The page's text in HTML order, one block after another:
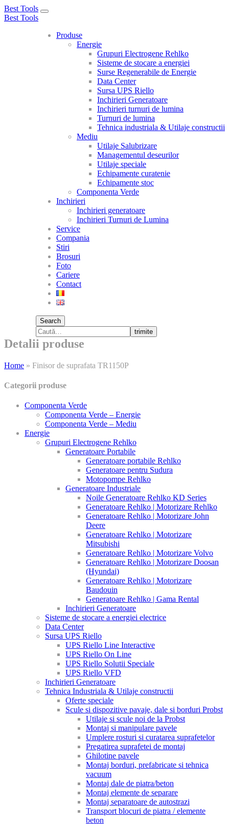
Best Tools
Toggle
Best Tools
Produse
Energie
Grupuri Electrogene Rehlko
Sisteme de stocare a energiei
Surse Regenerabile de Energie
Data Center
Sursa UPS Riello
Inchirieri Generatoare
Inchirieri turnuri de lumina
Turnuri de lumina
Tehnica industriala & Utilaje constructii
Mediu
Utilaje Salubrizare
Managementul deseurilor
Utilaje speciale
Echipamente curatenie
Echipamente stoc
Componenta Verde
Inchirieri
Inchirieri generatoare
Inchirieri Turnuri de Lumina
Service
Compania
Stiri
Brosuri
Foto
Cariere
Contact
Search
trimite
Detalii produse
Home » Finisor de suprafata TR1150P
Categorii produse
Componenta Verde
Componenta Verde – Energie
Componenta Verde – Mediu
Energie
Grupuri Electrogene Rehlko
Generatoare Portabile
Generatoare portabile Rehlko
Generatoare pentru Sudura
Motopompe Rehlko
Generatoare Industriale
Noile Generatoare Rehlko KD Series
Generatoare Rehlko | Motorizare Rehlko
Generatoare Rehlko | Motorizare John
Deere
Generatoare Rehlko | Motorizare
Mitsubishi
Generatoare Rehlko | Motorizare Volvo
Generatoare Rehlko | Motorizare Doosan
(Hyundai)
Generatoare Rehlko | Motorizare
Baudouin
Generatoare Rehlko | Gama Rental
Inchirieri Generatoare
Sisteme de stocare a energiei electrice
Data Center
Sursa UPS Riello
UPS Riello Line Interactive
UPS Riello On Line
UPS Riello Solutii Speciale
UPS Riello VFD
Inchirieri Generatoare
Tehnica Industriala & Utilaje constructii
Oferte speciale
Scule si dispozitive pavaje, dale si borduri Probst
Utilaje si scule noi de la Probst
Montaj si manipulare pavele
Umplere rosturi si curatarea suprafetelor
Pregatirea suprafetei de montaj
Ghilotine pavele
Montaj borduri, prefabricate si tehnica
vacuum
Montaj dale de piatra/beton
Montaj elemente de separare
Montaj separatoare de autostrazi
Transport blocuri de piatra / elemente
beton